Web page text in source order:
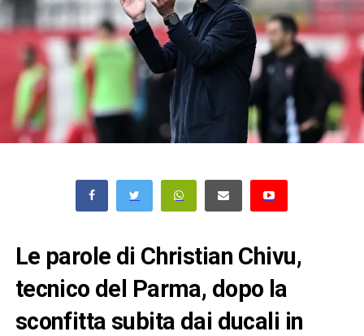
Le parole di Christian Chivu,
tecnico del Parma, dopo la
sconfitta subita dai ducali in